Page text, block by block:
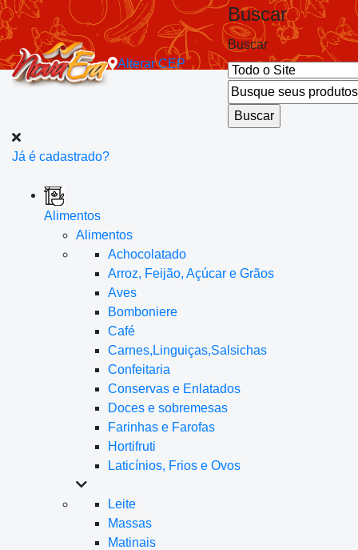
AlterarCEP
Buscar
Buscar
Já é cadastrado?
Alimentos
Alimentos
Achocolatado
Arroz, Feijão, Açúcar e Grãos
Aves
Bomboniere
Café
Carnes,Linguiças,Salsichas
Confeitaria
Conservas e Enlatados
Doces e sobremesas
Farinhas e Farofas
Hortifruti
Laticínios, Frios e Ovos
Leite
Massas
Matinais